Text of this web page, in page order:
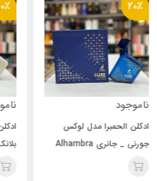
20٪
ناموجود
ادکلن الحمبرا مدل لوکس
بلانک _ بلنک Alhambra
Luxe Blanc